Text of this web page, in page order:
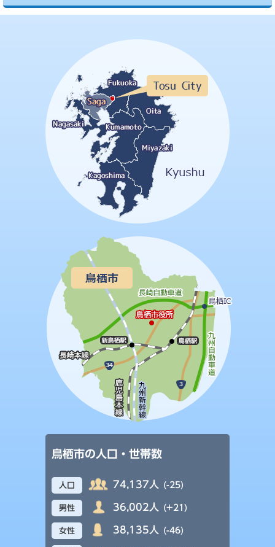
鳥栖市の人口・世帯数
人口 74,137人 (-25)
男性 36,002人 (+21)
女性 38,135人 (-46)